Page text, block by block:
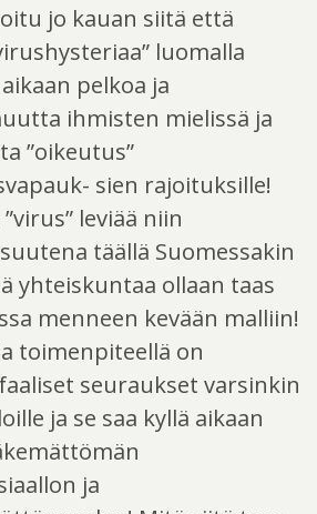
jo kauan siitä että
luomalla
pelkoa ja
ihmisten mielissä ja
”oikeutus”
sien rajoituksille!
leviää niin
täällä Suomessakin
yhteiskuntaa ollaan taas
menneen kevään malliin!
toimenpiteellä on
seuraukset varsinkin
ja se saa kyllä aikaan
ja